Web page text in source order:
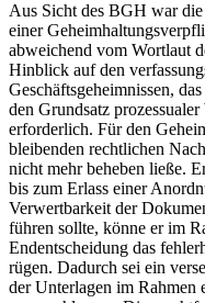
Aus Sicht des BGH war
einer
abweichend vom Wortlaut
Hinblick auf den
Geschäftsgeheimnissen,
den Grundsatz
erforderlich. Für den
bleibenden rechtlichen
nicht mehr beheben ließe.
bis zum Erlass einer
Verwertbarkeit der
führen sollte, könne er im
Endentscheidung das
rügen. Dadurch sei ein
der Unterlagen im Rahmen